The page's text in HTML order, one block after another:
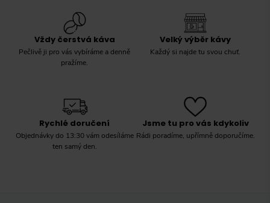
Vždy čerstvá káva
Pečlivě ji pro vás vybíráme a denně
pražíme.
Velký výběr kávy
Každý si najde tu svou chuť.
Rychlé doručení
Objednávky do 13:30 vám odesíláme
ten samý den.
Jsme tu pro vás kdykoliv
Rádi poradíme, upřímně doporučíme.